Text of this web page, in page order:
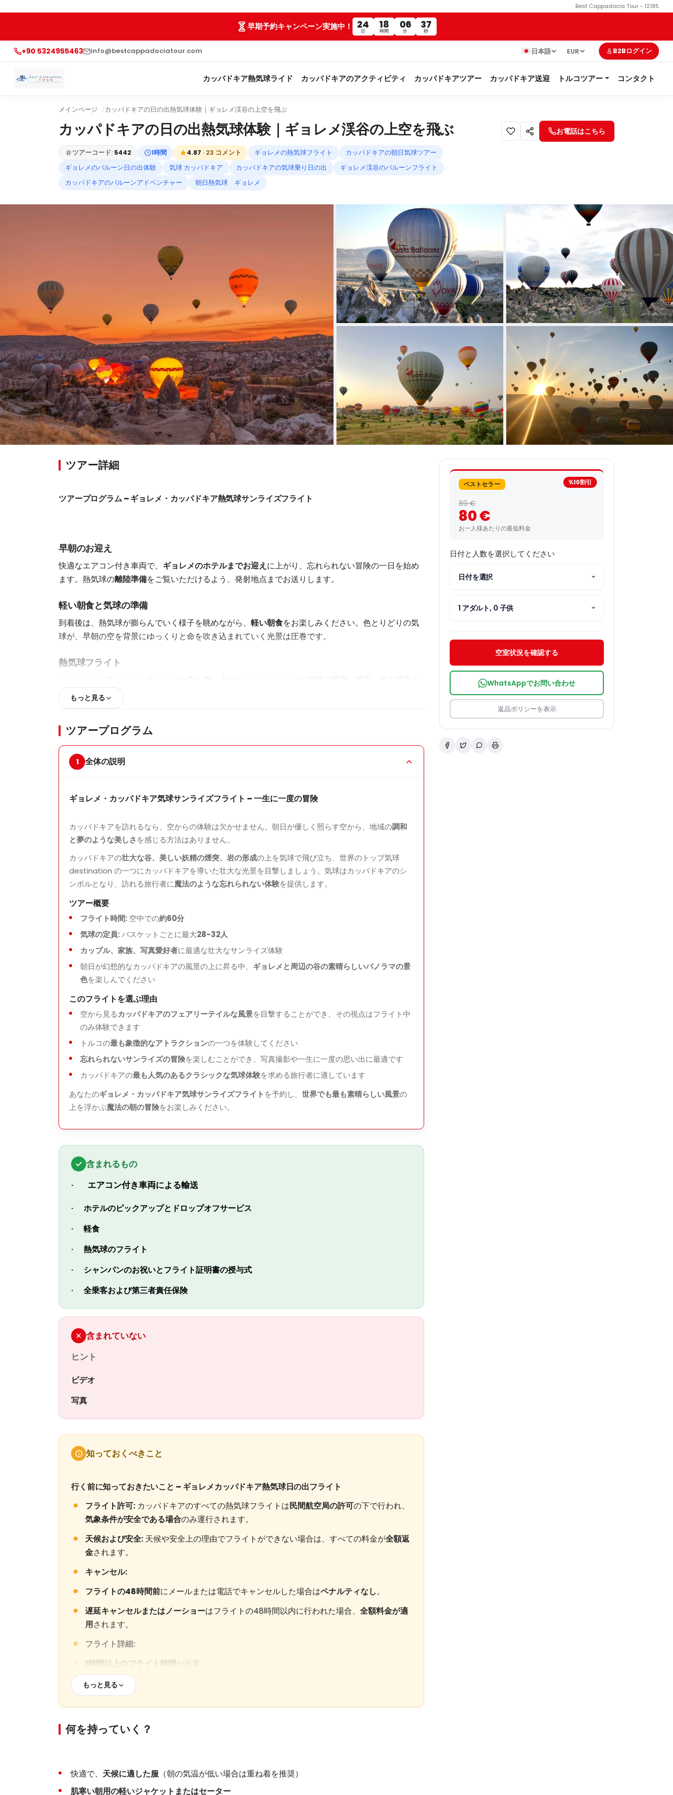
Best Cappadocia Tour - 12185
早期予約キャンペーン実施中！ 24
日
18
時間
06
分
36
秒
+90 5324955463 info@bestcappadociatour.com 日本語 EUR B2Bログイン
カッパドキア熱気球ライド カッパドキアのアクティビティ カッパドキアツアー カッパドキア送迎 トルコツアー コンタクト
メインページ カッパドキアの日の出熱気球体験｜ギョレメ渓谷の上空を飛ぶ
カッパドキアの日の出熱気球体験｜ギョレメ渓谷の上空を飛ぶ
ツアーコード: 5442 1時間 4.87 · 23 コメント ギョレメの熱気球フライト
カッパドキアの朝日気球ツアー
ギョレメのバルーン日の出体験
気球 カッパドキア カッパドキアの気球乗り日の出
ギョレメ渓谷のバルーンフライト
カッパドキアのバルーンアドベンチャー
朝日熱気球 ギョレメ
お電話はこちら
ツアー詳細
ツアープログラム – ギョレメ・カッパドキア熱気球サンライズフライト
早朝のお迎え
快適なエアコン付き車両で、 ギョレメのホテルまでお迎え に上がり、忘れられない冒険の一日を始め
ます。熱気球の離陸準備をご覧いただけるよう、発射地点までお送りします。
軽い朝食と気球の準備
到着後は、熱気球が膨らんでいく様子を眺めながら、 軽い朝食をお楽しみください。色とりどりの気
球が、早朝の空を背景にゆっくりと命を吹き込まれていく光景は圧巻です。
熱気球フライト
上を漂います。
朝日が大地を金色に染める
ひとときをお過ごしください。
飛行時間：約 60分
風が髪をなでる感覚を味わいながら、静かに渓谷の上を漂う安らぎをお楽しみください
カッパドキアの壮大な景色を
やさしい着陸の後は、 冷えたシャンパン
でフライトをお祝いし、一生に一度の体験に乾杯しましょ
ホテルへお戻り
その後はカッパドキアのホテルへお送りします。到着後は休憩したり、朝食を楽しんだり、カッパド
キア観光を続けたり
してお過ごしいただけます。
ツアーハイライト
カッパドキアの熱気球から日の出を鑑賞
上空からカッパドキアで最も美しい景観を満喫
クラシックで象徴的な気球フライトを体験
軽い朝食とシャンパントースト付き
もっと見る
ツアープログラム
全体の説明
ギョレメ・カッパドキア気球サンライズフライト – 一生に一度の冒険
カッパドキアを訪れるなら、空からの体験は欠かせません。朝日が優しく照らす空から、地域の調和
と夢のような美しさを感じる方法はありません。
カッパドキアの壮大な谷、美しい妖精の煙突、岩の形成の上を気球で飛び立ち、世界のトップ気球
destination の一つにカッパドキアを導いた壮大な光景を目撃しましょう。気球はカッパドキアのシ
ンボルとなり、訪れる旅行者に魔法のような忘れられない体験を提供します。
ツアー概要
フライト時間: 空中での約60分
気球の定員:バスケットごとに最大28-32人
カップル、家族、写真愛好者に最適な壮大なサンライズ体験
朝日が幻想的なカッパドキアの風景の上に昇る中、 ギョレメと周辺の谷の素晴らしいパノラマの景
色を楽しんでください
このフライトを選ぶ理由
空から見るカッパドキアのフェアリーテイルな風景を目撃することができ、その視点はフライト中
のみ体験できます
トルコの最も象徴的なアトラクションの一つを体験してください
忘れられないサンライズの冒険を楽しむことができ、写真撮影や一生に一度の思い出に最適です
カッパドキアの最も人気のあるクラシックな気球体験を求める旅行者に適しています
あなたのギョレメ・カッパドキア気球サンライズフライト を予約し、 世界でも最も素晴らしい風景の
上を浮かぶ魔法の朝の冒険をお楽しみください。
含まれるもの
· エアコン付き車両による輸送
· ホテルのピックアップとドロップオフサービス
· 軽食
· 熱気球のフライト
· シャンパンのお祝いとフライト証明書の授与式
· 全乗客および第三者責任保険
含まれていない
ヒント
ビデオ
写真
知っておくべきこと
行く前に知っておきたいこと – ギョレメカッパドキア熱気球日の出フライト
フライト許可: カッパドキアのすべての熱気球フライトは民間航空局の許可の下で行われ、
気象条件が安全である場合のみ運行されます。
天候および安全: 天候や安全上の理由でフライトができない場合は、すべての料金が全額返
金されます。
キャンセル:
フライトの48時間前にメールまたは電話でキャンセルした場合はペナルティなし。
遅延キャンセルまたはノーショーはフライトの48時間以内に行われた場合、 全額料金が適
用されます。
フライト詳細:
1時間以上のフライト時間が必要。
標準バスケットは
6歳未満の子供
ホテル送迎サービス:
もっと見る
何を持っていく？
快適で、 天候に適した服 （朝の気温が低い場合は重ね着を推奨）
肌寒い朝用の軽いジャケットまたはセーター
%10割引
ベストセラー
89 €
80 €
お一人様あたりの最低料金
日付と人数を選択してください
日付を選択
1 アダルト, 0 子供
空室状況を確認する
WhatsAppでお問い合わせ
返品ポリシーを表示